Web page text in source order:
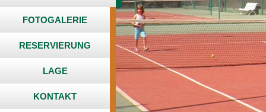
FOTOGALERIE
RESERVIERUNG
LAGE
KONTAKT